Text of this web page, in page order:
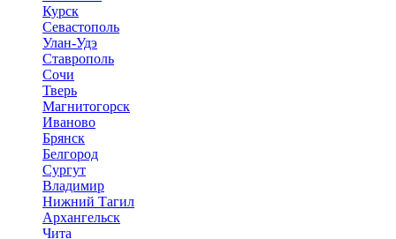
Курск
Севастополь
Улан-Удэ
Ставрополь
Сочи
Тверь
Магнитогорск
Иваново
Брянск
Белгород
Сургут
Владимир
Нижний Тагил
Архангельск
Чита